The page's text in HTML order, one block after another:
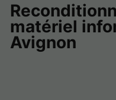
matériel
Avignon